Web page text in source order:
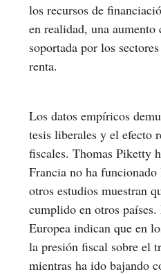
los recursos de
en realidad, una
soportada por los
renta.
Los datos empíricos
tesis liberales y el efecto
fiscales. Thomas Piketty
Francia no ha
otros estudios muestran
cumplido en otros
Europea indican que en
la presión fiscal sobre el
mientras ha ido bajando